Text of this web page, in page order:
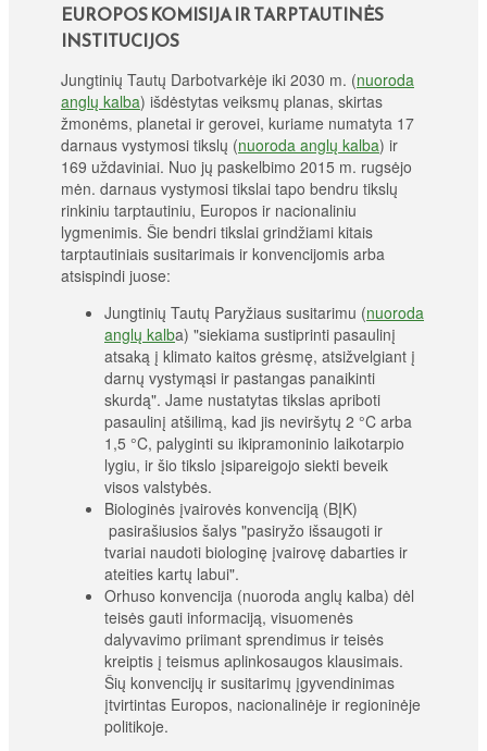
EUROPOS KOMISIJA IR TARPTAUTINĖS
INSTITUCIJOS
Jungtinių Tautų Darbotvarkėje iki 2030 m. (nuoroda
anglų kalba) išdėstytas veiksmų planas, skirtas
žmonėms, planetai ir gerovei, kuriame numatyta 17
darnaus vystymosi tikslų (nuoroda anglų kalba) ir
169 uždaviniai. Nuo jų paskelbimo 2015 m. rugsėjo
mėn. darnaus vystymosi tikslai tapo bendru tikslų
rinkiniu tarptautiniu, Europos ir nacionaliniu
lygmenimis. Šie bendri tikslai grindžiami kitais
tarptautiniais susitarimais ir konvencijomis arba
atsispindi juose:
Jungtinių Tautų Paryžiaus susitarimu (nuoroda
anglų kalba) "siekiama sustiprinti pasaulinį
atsaką į klimato kaitos grėsmę, atsižvelgiant į
darnų vystymąsi ir pastangas panaikinti
skurdą". Jame nustatytas tikslas apriboti
pasaulinį atšilimą, kad jis neviršytų 2 °C arba
1,5 °C, palyginti su ikipramoninio laikotarpio
lygiu, ir šio tikslo įsipareigojo siekti beveik
visos valstybės.
Biologinės įvairovės konvenciją (BĮK)
pasirašiusios šalys "pasiryžo išsaugoti ir
tvariai naudoti biologinę įvairovę dabarties ir
ateities kartų labui".
Orhuso konvencija (nuoroda anglų kalba) dėl
teisės gauti informaciją, visuomenės
dalyvavimo priimant sprendimus ir teisės
kreiptis į teismus aplinkosaugos klausimais.
Šių konvencijų ir susitarimų įgyvendinimas
įtvirtintas Europos, nacionalinėje ir regioninėje
politikoje.